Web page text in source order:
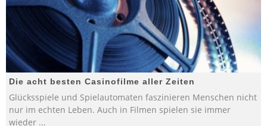
Die acht besten Casinofilme aller Zeiten
Glücksspiele und Spielautomaten faszinieren Menschen nicht
nur im echten Leben. Auch in Filmen spielen sie immer
wieder ...